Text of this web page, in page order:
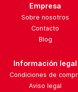
Empresa
Sobre nosotros
Contacto
Blog
Información legal
Condiciones de
Aviso legal